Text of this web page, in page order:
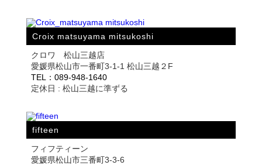
Croix matsuyama mitsukoshi
クロワ 松山三越店
愛媛県松山市一番町3-1-1 松山三越２F
TEL：089-948-1640
定休日 : 松山三越に準ずる
fifteen
フィフティーン
愛媛県松山市三番町3-3-6